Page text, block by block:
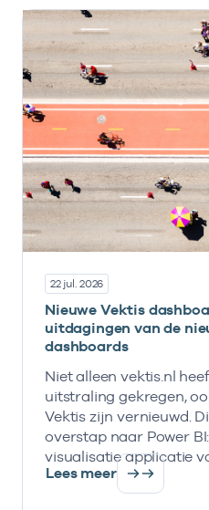
22 jul. 2026
Nieuwe Vektis
uitdagingen van de
dashboards
Niet alleen vektis.nl
uitstraling gekregen,
Vektis zijn vernieuwd.
overstap naar Power
visualisatie applicatie
Lees meer